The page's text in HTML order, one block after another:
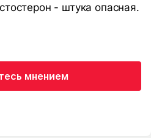
- штука опасная.
мнением